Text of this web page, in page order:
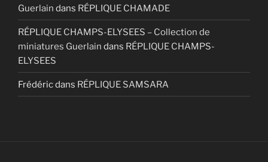
Guerlain dans RÉPLIQUE CHAMADE
RÉPLIQUE CHAMPS-ELYSEES – Collection de
miniatures Guerlain dans RÉPLIQUE CHAMPS-
ELYSEES
Frédéricdans RÉPLIQUE SAMSARA